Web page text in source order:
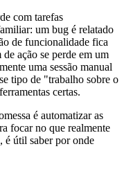
com tarefas
um bug é relatado
de funcionalidade fica
ação se perde em um
uma sessão manual
tipo de "trabalho sobre o
certas.
é automatizar as
focar no que realmente
é útil saber por onde